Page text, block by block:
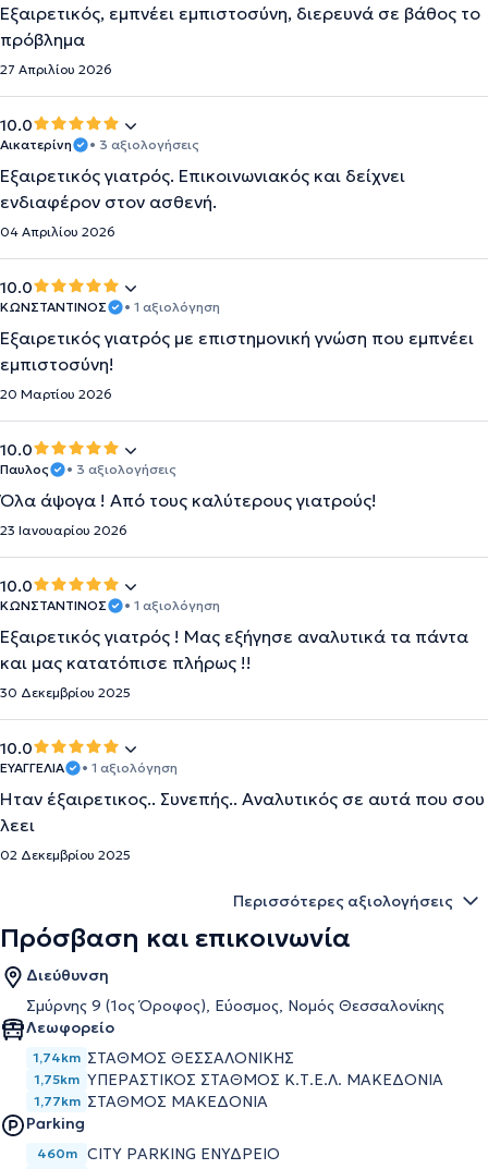
Εξαιρετικός, εμπνέει εμπιστοσύνη, διερευνά σε βάθος το
πρόβλημα
27 Απριλίου 2026
10.0
Αικατερίνη • 3 αξιολογήσεις
Εξαιρετικός γιατρός. Επικοινωνιακός και δείχνει
ενδιαφέρον στον ασθενή.
04 Απριλίου 2026
10.0
ΚΩΝΣΤΑΝΤΙΝΟΣ • 1 αξιολόγηση
Εξαιρετικός γιατρός με επιστημονική γνώση που εμπνέει
εμπιστοσύνη!
20 Μαρτίου 2026
10.0
Παυλος • 3 αξιολογήσεις
Όλα άψογα ! Από τους καλύτερους γιατρούς!
23 Ιανουαρίου 2026
10.0
ΚΩΝΣΤΑΝΤΙΝΟΣ • 1 αξιολόγηση
Εξαιρετικός γιατρός ! Μας εξήγησε αναλυτικά τα πάντα
και μας κατατόπισε πλήρως !!
30 Δεκεμβρίου 2025
10.0
ΕΥΑΓΓΕΛΙΑ • 1 αξιολόγηση
Ήταν έξαιρετικος.. Συνεπής.. Αναλυτικός σε αυτά που σου
λεει
02 Δεκεμβρίου 2025
Περισσότερες αξιολογήσεις
Πρόσβαση και επικοινωνία
Διεύθυνση
Σμύρνης 9 (1ος Όροφος), Εύοσμος, Νομός Θεσσαλονίκης
Λεωφορείο
1,74km ΣΤΑΘΜΟΣ ΘΕΣΣΑΛΟΝΙΚΗΣ
1,75km ΥΠΕΡΑΣΤΙΚΟΣ ΣΤΑΘΜΟΣ Κ.Τ.Ε.Λ. ΜΑΚΕΔΟΝΙΑ
1,77km ΣΤΑΘΜΟΣ ΜΑΚΕΔΟΝΙΑ
Parking
460m CITY PARKING ΕΝΥΔΡΕΙΟ